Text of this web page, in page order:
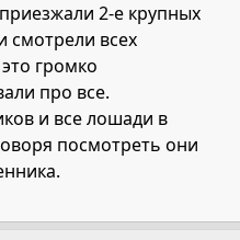
2-е крупных
смотрели всех
громко
про все.
и все лошади в
посмотреть они